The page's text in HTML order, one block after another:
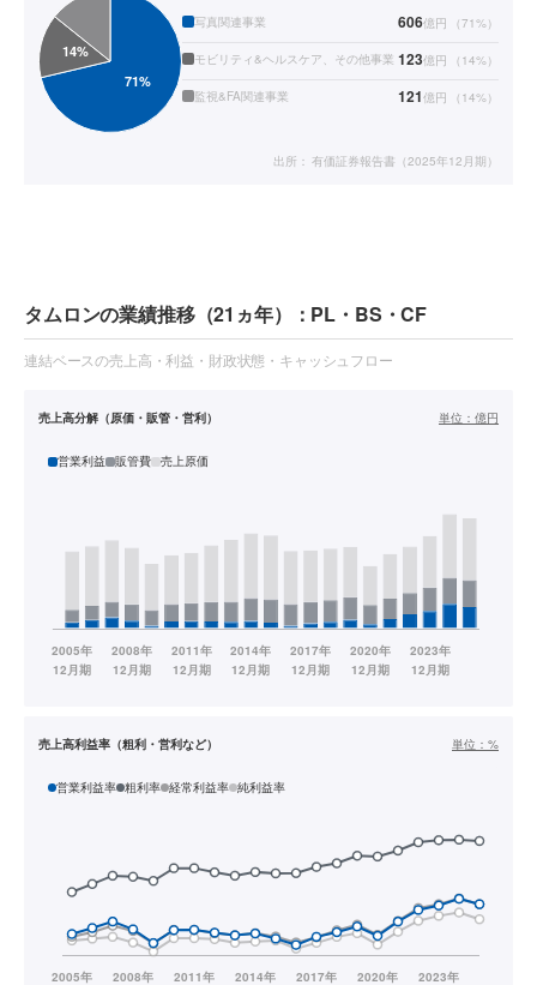
写真関連事業 606億円 （71%）
モビリティ&ヘルスケア、その他事業 123億円 （ 14%）
監視&FA関連事業 121億円 （ 14%）
出所： 有価証券報告書（2025年12月期）
タムロンの業績推移（21ヵ年）：PL・BS・CF
連結ベースの売上高・利益・財政状態・キャッシュフロー
売上高分解（原価・販管・営利） 単位： 億円
営業利益 販管費 売上原価
売上高利益率（粗利・営利など） 単位： %
営業利益率 粗利率 経常利益率 純利益率